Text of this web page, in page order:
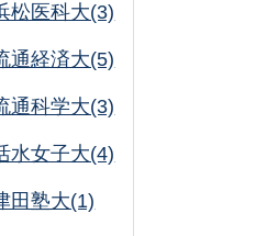
松医科大(3)
通経済大(5)
通科学大(3)
水女子大(4)
田塾大(1)